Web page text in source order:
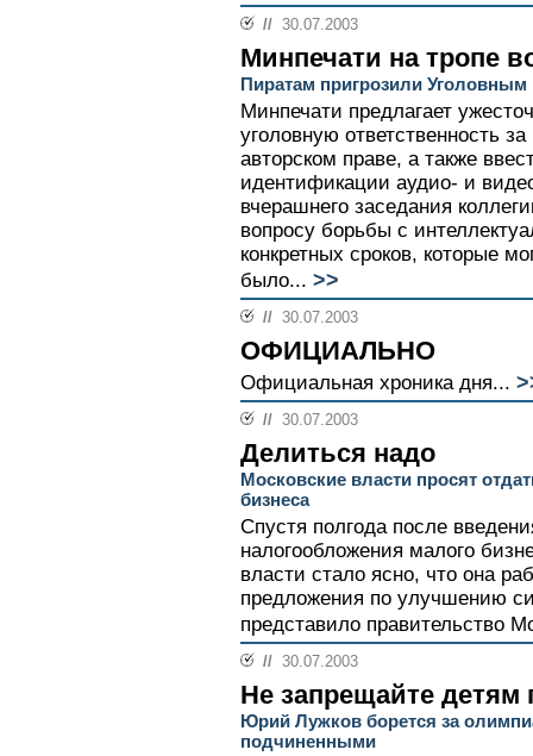
// 30.07.2003
Минпечати на тропе
Пиратам пригрозили Уголовным
Минпечати предлагает
уголовную ответственность
авторском праве, а также
идентификации аудио- и
вчерашнего заседания
вопросу борьбы с
конкретных сроков, которые
было... >>
// 30.07.2003
ОФИЦИАЛЬНО
Официальная хроника дня...
// 30.07.2003
Делиться надо
Московские власти просят
бизнеса
Спустя полгода после
налогообложения малого
власти стало ясно, что она
предложения по улучшению
представило правительство
// 30.07.2003
Не запрещайте детям
Юрий Лужков борется за
подчиненными